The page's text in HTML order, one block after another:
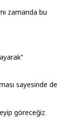
zamanda bu
sayesinde de
göreceğiz.